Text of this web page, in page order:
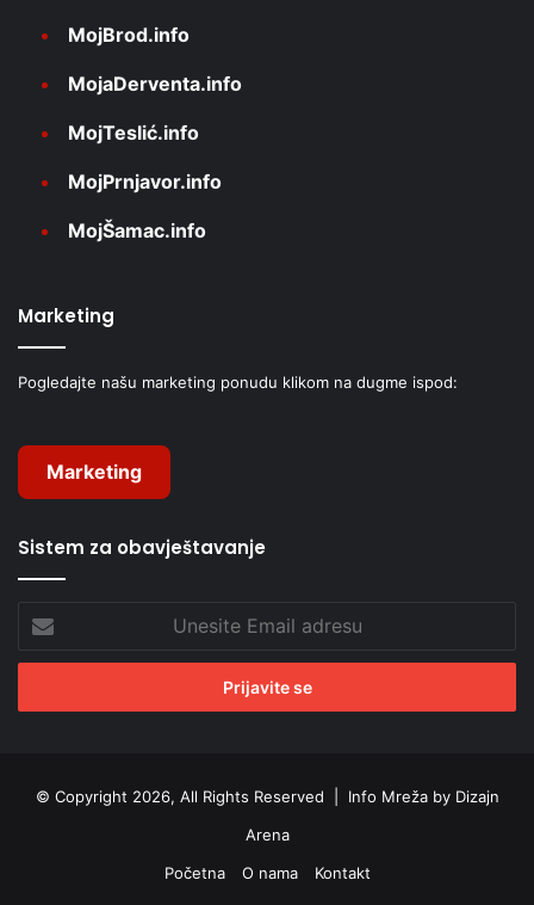
MojBrod.info
MojaDerventa.info
MojTeslić.info
MojPrnjavor.info
MojŠamac.info
Marketing
Pogledajte našu marketing ponudu klikom na dugme ispod:
Marketing
Sistem za obavještavanje
Unesite
Email
adresu
© Copyright 2026, All Rights Reserved | Info Mreža by Dizajn
Arena
Početna
O nama Kontakt